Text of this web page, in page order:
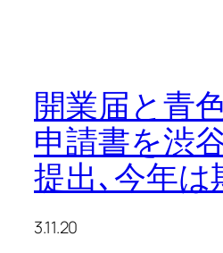
開業届と青
申請書を渋
提出､今年は
3.11.20